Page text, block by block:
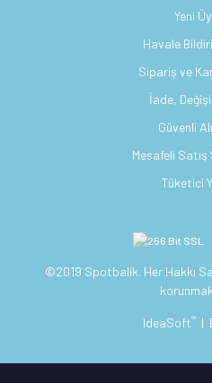
Yeni
Havale
Sipariş ve
İade,
Güvenli
Mesafeli
Tüketici
©2019 Spotbalik. Her Hakkı
IdeaSoft® |